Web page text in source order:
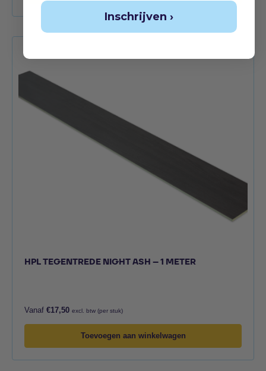
HPL TEGENTREDE NIGHT ASH – 1 METER
Vanaf €17,50 excl. btw (per stuk)
Toevoegen aan winkelwagen
Inschrijven ›